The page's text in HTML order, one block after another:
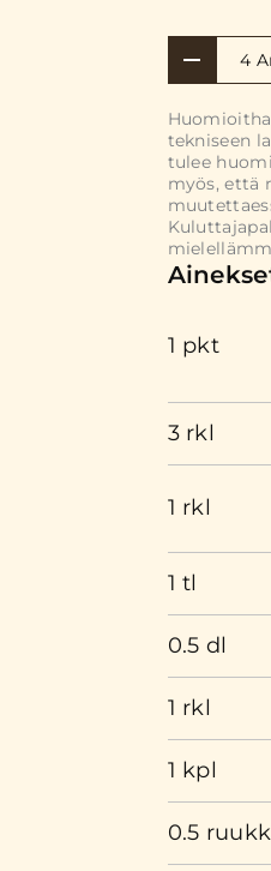
4
tekniseen
tulee
myös, että
1 pkt
3 rkl
1 rkl
1 tl
0.5 dl
1 rkl
1 kpl
0.5